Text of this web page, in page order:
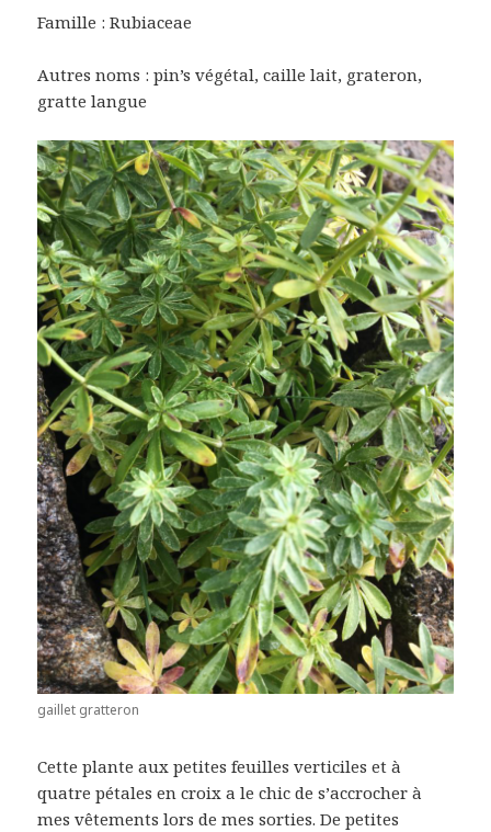
Famille : Rubiaceae
Autres noms : pin’s végétal, caille lait, grateron,
gratte langue
gaillet gratteron
Cette plante aux petites feuilles verticiles et à
quatre pétales en croix a le chic de s’accrocher à
mes vêtements lors de mes sorties. De petites